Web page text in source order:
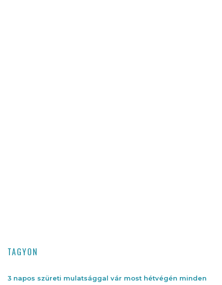
TAGYON
3 napos szüreti mulatsággal vár most hétvégén minden